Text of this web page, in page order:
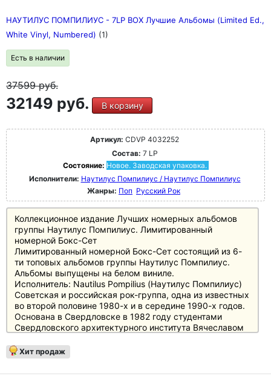
НАУТИЛУС ПОМПИЛИУС - 7LP BOX Лучшие Альбомы (Limited Ed.,
White Vinyl, Numbered) (1)
Есть в наличии
37599руб.
32149 руб. В корзину
Артикул: CDVP 4032252
Состав: 7 LP
Состояние: Новое. Заводская упаковка.
Исполнители: Наутилус Помпилиус / Наутилус Помпилиус
Жанры: Поп Русский Рок
Коллекционное издание Лучших номерных альбомов
группы Наутилус Помпилиус. Лимитированный
номерной Бокс-Сет
Лимитированный номерной Бокс-Сет состоящий из 6-
ти топовых альбомов группы Наутилус Помпилиус.
Альбомы выпущены на белом виниле.
Исполнитель: Nautilus Pompilius (Наутилус Помпилиус)
Советская и российская рок-группа, одна из известных
во второй половине 1980-х и в середине 1990-х годов.
Основана в Свердловске в 1982 году студентами
Свердловского архитектурного института Вячеславом
«Переезд» был записан в 1983 году.
Состав коллектива неоднократно менялся.
Хит продаж